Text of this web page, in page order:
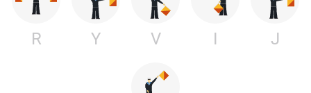
R Y V I J